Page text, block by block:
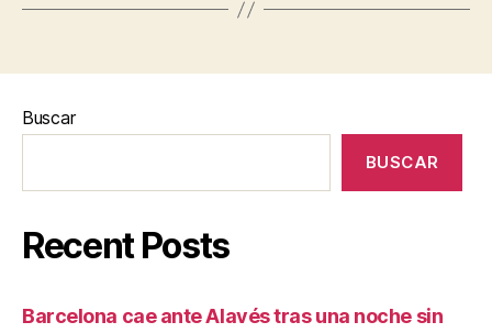
Buscar
BUSCAR
Recent Posts
Barcelona cae ante Alavés tras una noche sin